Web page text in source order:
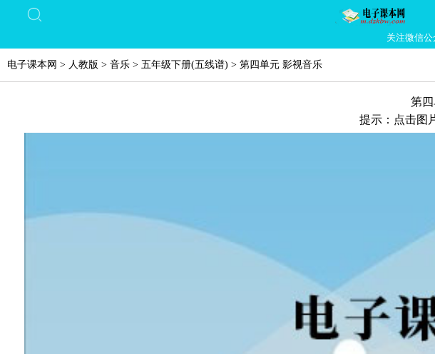
关注微信
电子课本网 > 人教版 > 音乐 > 五年级下册(五线谱) > 第四单元 影视音乐
第
提示：点击图